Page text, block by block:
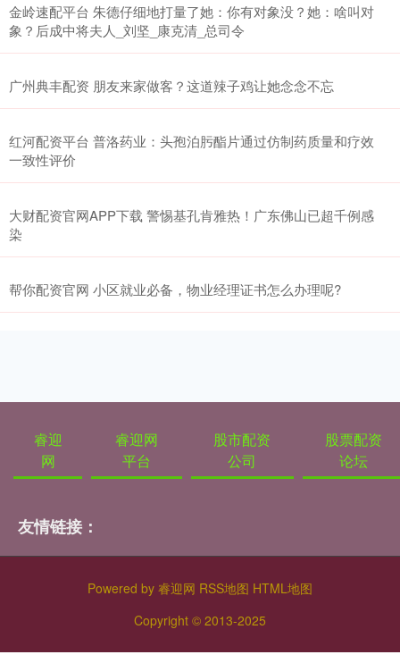
金岭速配平台 朱德仔细地打量了她：你有对象没？她：啥叫对
象？后成中将夫人_刘坚_康克清_总司令
广州典丰配资 朋友来家做客？这道辣子鸡让她念念不忘
红河配资平台 普洛药业：头孢泊肟酯片通过仿制药质量和疗效
一致性评价
大财配资官网APP下载 警惕基孔肯雅热！广东佛山已超千例感
染
帮你配资官网 小区就业必备，物业经理证书怎么办理呢?
睿迎
网
睿迎网
平台
股市配资
公司
股票配资
论坛
友情链接：
Powered by 睿迎网 RSS地图 HTML地图
Copyright © 2013-2025